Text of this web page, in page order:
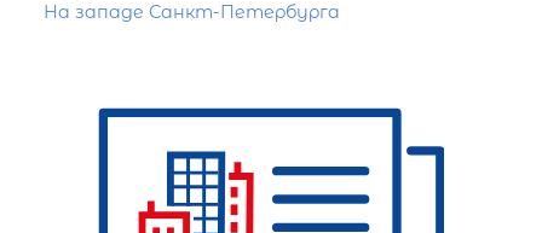
На западе Санкт-Петербурга